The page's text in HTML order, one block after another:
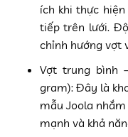
ích khi thực
tiếp trên lưới.
chỉnh hướng vợt
Vợt trung bình
gram):Đây là
mẫu Joola
mạnh và khả